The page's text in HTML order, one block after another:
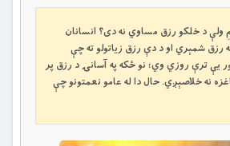
ولې د خلکو رزق مساوي نه دی؟ انسانان
رزق شمېري او د دې رزق زياتولو ته چې
ترې روزي وي؛ نو ځکه په آسانۍ د رزق پر
نه خلاصېږي. حال دا له عامو نعمتونو چې